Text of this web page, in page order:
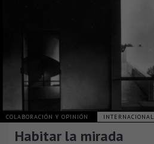
COLABORACIÓN Y OPINIÓN INTERNACIONAL
Habitar la mirada